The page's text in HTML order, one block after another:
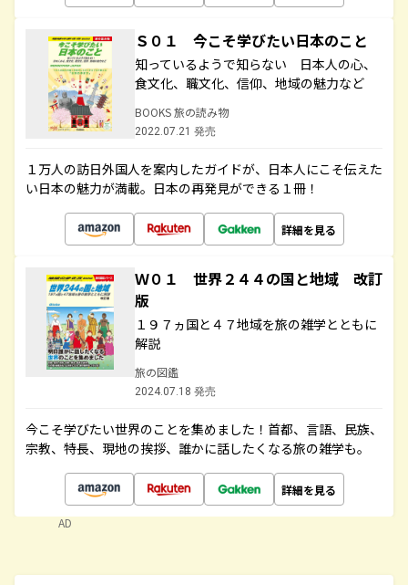
Ｓ０１ 今こそ学びたい日本のこと
知っているようで知らない 日本人の心、
食文化、職文化、信仰、地域の魅力など
BOOKS 旅の読み物
2022.07.21 発売
１万人の訪日外国人を案内したガイドが、日本人にこそ伝えた
い日本の魅力が満載。日本の再発見ができる１冊！
詳細を見る
Ｗ０１ 世界２４４の国と地域 改訂
版
１９７ヵ国と４７地域を旅の雑学とともに
解説
旅の図鑑
2024.07.18 発売
今こそ学びたい世界のことを集めました！首都、言語、民族、
宗教、特長、現地の挨拶、誰かに話したくなる旅の雑学も。
詳細を見る
AD